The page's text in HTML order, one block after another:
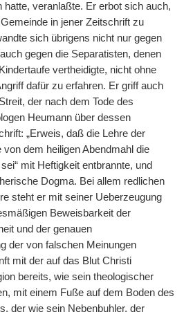
hatte, veranlaßte. Er erbot sich auch,
in jener Zeitschrift zu
sich übrigens nicht nur gegen
gegen die Separatisten, denen
vertheidigte, nicht ohne
dafür zu erfahren. Er griff auch
der nach dem Tode des
Heumann über dessen
„Erweis, daß die Lehre der
von dem heiligen Abendmahl die
mit Heftigkeit entbrannte, und
Dogma. Bei allem redlichen
steht er mit seiner Ueberzeugung
Beweisbarkeit der
und der genauen
der von falschen Meinungen
mit der auf das Blut Christi
bereits, wie sein theologischer
mit einem Fuße auf dem Boden des
der wie sein Nebenbuhler, der